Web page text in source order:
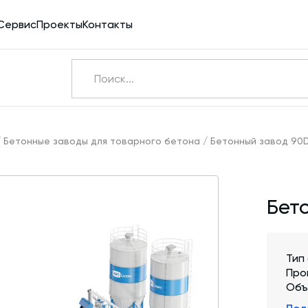
ПроектыКонтакты
Ничего не найдено
Конвейерное оборудование
Силосы для цемента и обвязка
Пневмотранспорт
Бетонные заводы для товарного бетона / Бетонный завод
Тип